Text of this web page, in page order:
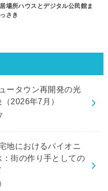
居場所ハウスとデジタル公民館ま
っさき
ータウン再開発の光
2026年7月）
地におけるパイオニ
：街の作り手としての